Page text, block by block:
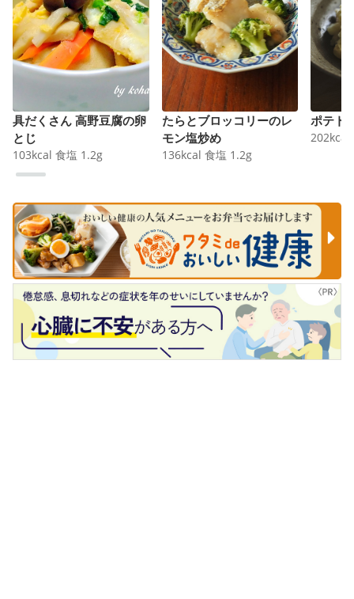
具だくさん 高野豆腐の卵
とじ
103kcal 食塩 1.2g
たらとブロッコリーのレ
モン塩炒め
136kcal 食塩 1.2g
ポテト
202kcal